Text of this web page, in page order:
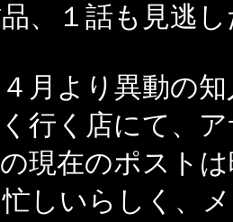
、１話も見逃
月より異動の
行く店にて、
現在のポスト
しいらしく、